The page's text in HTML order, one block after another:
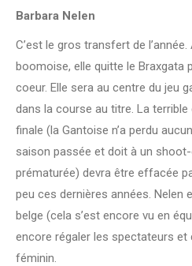
Barbara Nelen
C’est le gros transfert de
boomoise, elle quitte le Braxgata
coeur. Elle sera au centre du jeu
dans la course au titre. La
finale (la Gantoise n’a perdu
saison passée et doit à un
prématurée) devra être effacée
peu ces dernières années. Nelen
belge (cela s’est encore vu en
encore régaler les spectateurs
féminin.